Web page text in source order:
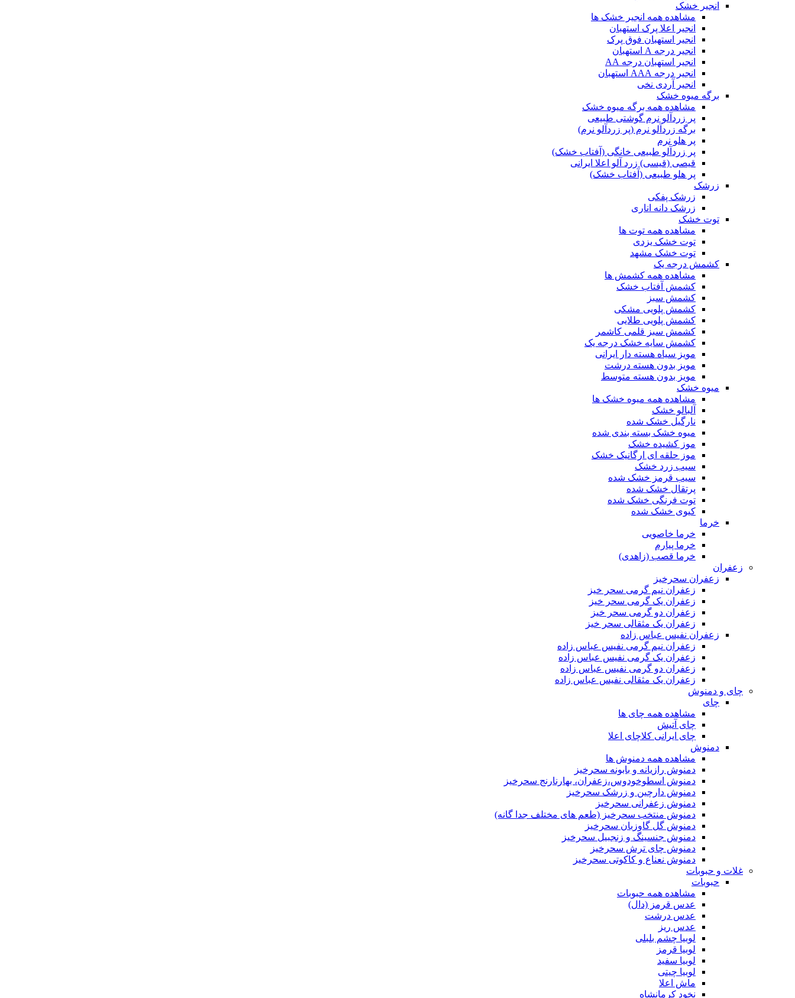
انجیر خشک
مشاهده همه انجیر خشک ها
انجیر اعلا پرک استهبان
انجیر استهبان فوق پرک
انجیر درجه A استهبان
انجیر استهبان درجه AA
انجیر درجه AAA استهبان
انجیر آردی نخی
برگه میوه خشک
مشاهده همه برگه میوه خشک
پر زردآلو نرم گوشتی طبیعی
برگه زردآلو نرم (پر زردآلو نرم)
پر هلو نرم
پر زردآلو طبیعی خانگی (آفتاب خشک)
قیصی (قیسی) زرد آلو اعلا ایرانی
پر هلو طبیعی (آفتاب خشک)
زرشک
زرشک پفکی
زرشک دانه اناری
توت خشک
مشاهده همه توت ها
توت خشک یزدی
توت خشک مشهد
کشمش درجه یک
مشاهده همه کشمش ها
کشمش آفتاب خشک
کشمش سبز
کشمش پلویی مشکی
کشمش پلویی طلایی
کشمش سبز قلمی کاشمر
کشمش سایه خشک درجه یک
مویز سیاه هسته دار ایرانی
مویز بدون هسته درشت
مویز بدون هسته متوسط
میوه خشک
مشاهده همه میوه خشک ها
آلبالو خشک
نارگیل خشک شده
میوه خشک بسته بندی شده
موز کشیده خشک
موز حلقه ای ارگانیک خشک
سیب زرد خشک
سیب قرمز خشک شده
پرتقال خشک شده
توت فرنگی خشک شده
کیوی خشک شده
خرما
خرما خاصویی
خرما پیارم
خرما قصب (زاهدی)
زعفران
زعفران سحرخیز
زعفران نیم گرمی سحر خیز
زعفران یک گرمی سحر خیز
زعفران دو گرمی سحر خیز
زعفران یک مثقالی سحر خیز
زعفران نفیس عباس زاده
زعفران نیم گرمی نفیس عباس زاده
زعفران یک گرمی نفیس عباس زاده
زعفران دو گرمی نفیس عباس زاده
زعفران یک مثقالی نفیس عباس زاده
چای و دمنوش
چای
مشاهده همه چای ها
چای آتیش
چای ایرانی کلاچای اعلا
دمنوش
مشاهده همه دمنوش ها
دمنوش رازیانه و بابونه سحرخیز
دمنوش اسطوخودوس،زعفران، بهارنارنج سحرخیز
دمنوش دارچین و زرشک سحرخیز
دمنوش زعفرانی سحرخیز
دمنوش منتخب سحرخیز (طعم های مختلف جدا گانه)
دمنوش گل گاوزبان سحرخیز
دمنوش جنسینگ و زنجبیل سحرخیز
دمنوش چای ترش سحرخیز
دمنوش نعناع و کاکوتی سحرخیز
غلات و حبوبات
حبوبات
مشاهده همه حبوبات
عدس قرمز (دال)
عدس درشت
عدس ریز
لوبیا چشم بلبلی
لوبیا قرمز
لوبیا سفید
لوبیا چیتی
ماش اعلا
نخود کرمانشاه